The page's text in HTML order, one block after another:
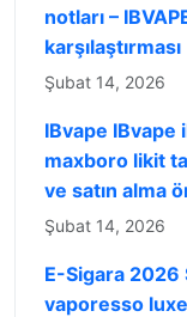
notları –
karşılaştırması
Şubat 14, 2026
IBvape IBvape
maxboro likit
ve satın alma
Şubat 14, 2026
E-Sigara 2026
vaporesso